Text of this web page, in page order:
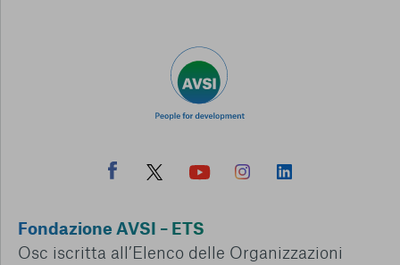
Fondazione AVSI – ETS
Osc iscritta all’Elenco delle Organizzazioni